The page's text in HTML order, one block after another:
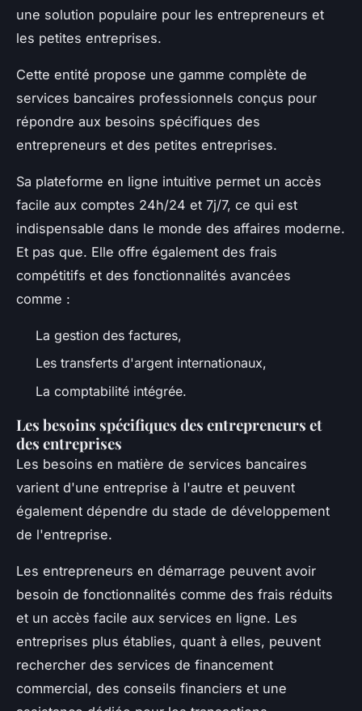
une solution populaire pour les entrepreneurs et
les petites entreprises.
Cette entité propose une gamme complète de
services bancaires professionnels conçus pour
répondre aux besoins spécifiques des
entrepreneurs et des petites entreprises.
Sa plateforme en ligne intuitive permet un accès
facile aux comptes 24h/24 et 7j/7, ce qui est
indispensable dans le monde des affaires moderne.
Et pas que. Elle offre également des frais
compétitifs et des fonctionnalités avancées
comme :
La gestion des factures,
Les transferts d'argent internationaux,
La comptabilité intégrée.
Les besoins spécifiques des entrepreneurs et
des entreprises
Les besoins en matière de services bancaires
varient d'une entreprise à l'autre et peuvent
également dépendre du stade de développement
de l'entreprise.
Les entrepreneurs en démarrage peuvent avoir
besoin de fonctionnalités comme des frais réduits
et un accès facile aux services en ligne. Les
entreprises plus établies, quant à elles, peuvent
rechercher des services de financement
commercial, des conseils financiers et une